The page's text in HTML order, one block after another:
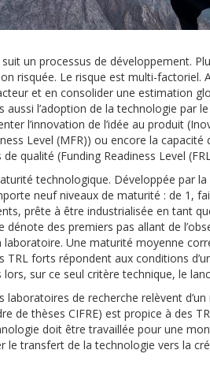
un processus de développement.
risquée. Le risque est multi-factoriel.
et en consolider une estimation
l’adoption de la technologie par
l’innovation de l’idée au produit
Level (MFR)) ou encore la capacité
qualité (Funding Readiness Level
technologique. Développée par
neuf niveaux de maturité : de 1,
prête à être industrialisée en tant
des premiers pas allant de
Une maturité moyenne
forts répondent aux conditions
sur ce seul critère technique, le
de recherche relèvent
de thèses CIFRE) est propice à des
doit être travaillée pour une
transfert de la technologie vers la